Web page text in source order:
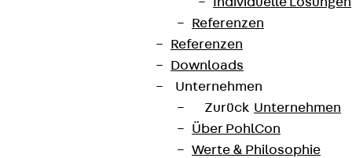
Referenzen
Referenzen
Downloads
Unternehmen
Zurück Unternehmen
Über PohlCon
Werte & Philosophie